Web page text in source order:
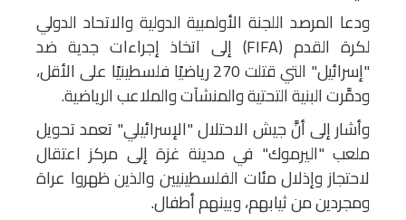
ودعا المرصد اللجنة الأولمبية الدولية والاتحاد الدولي
لكرة القدم (FIFA) إلى اتخاذ إجراءات جدية ضد
"إسرائيل" التي قتلت 270 رياضيًا فلسطينيًا على الأقل،
ودمَّرت البنية التحتية والمنشآت والملاعب الرياضية.
وأشار إلى أنَّ جيش الاحتلال "الإسرائيلي" تعمد تحويل
ملعب "اليرموك" في مدينة غزة إلى مركز اعتقال
لاحتجاز وإذلال مئات الفلسطينيين والذين ظهروا عراة
ومجردين من ثيابهم، وبينهم أطفال.